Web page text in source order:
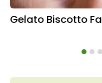
Gelato Biscotto